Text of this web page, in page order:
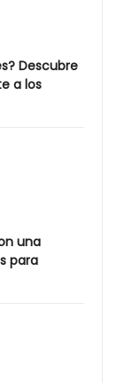
Descubre
a los
una
para